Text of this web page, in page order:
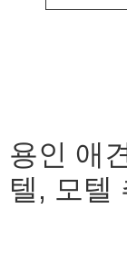
용인 애
텔, 모텔